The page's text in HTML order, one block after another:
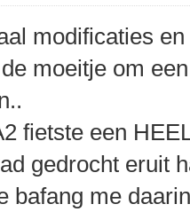
modificaties
moeitje om
fietste een
gedrocht eruit
bafang me